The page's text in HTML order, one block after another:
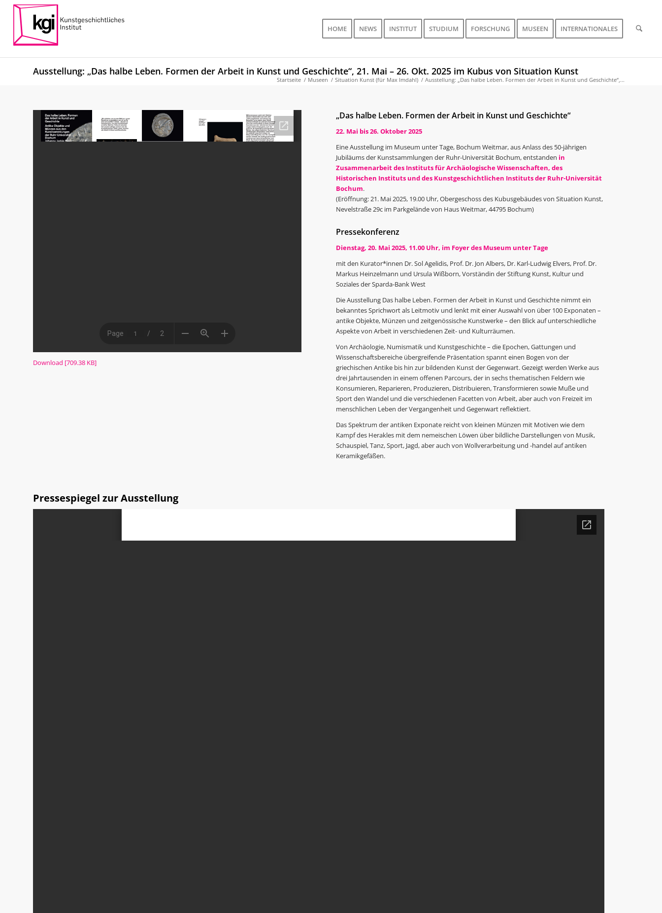
HOME NEWS INSTITUT STUDIUM FORSCHUNG MUSEEN INTERNATIONALES
Ausstellung: „Das halbe Leben. Formen der Arbeit in Kunst und Geschichte“, 21. Mai – 26. Okt. 2025 im Kubus von Situation Kunst
Startseite / Museen / Situation Kunst (für Max Imdahl) / Ausstellung: „Das halbe Leben. Formen der Arbeit in Kunst und Geschichte“,...
Download [709.38 KB]
„Das halbe Leben. Formen der Arbeit in Kunst und Geschichte“
22. Mai bis 26. Oktober 2025
Eine Ausstellung im Museum unter Tage, Bochum Weitmar, aus Anlass des 50-jährigen
Jubiläums der Kunstsammlungen der Ruhr-Universität Bochum, entstanden in
Zusammenarbeit des Instituts für Archäologische Wissenschaften, des
Historischen Instituts und des Kunstgeschichtlichen Instituts der Ruhr-Universität
Bochum.
(Eröffnung: 21. Mai 2025, 19.00 Uhr, Obergeschoss des Kubusgebäudes von Situation Kunst,
Nevelstraße 29c im Parkgelände von Haus Weitmar, 44795 Bochum)
Pressekonferenz
Dienstag, 20. Mai 2025, 11.00 Uhr, im Foyer des Museum unter Tage
mit den Kurator*innen Dr. Sol Agelidis, Prof. Dr. Jon Albers, Dr. Karl-Ludwig Elvers, Prof. Dr.
Markus Heinzelmann und Ursula Wißborn, Vorständin der Stiftung Kunst, Kultur und
Soziales der Sparda-Bank West
Die Ausstellung Das halbe Leben. Formen der Arbeit in Kunst und Geschichte nimmt ein
bekanntes Sprichwort als Leitmotiv und lenkt mit einer Auswahl von über 100 Exponaten –
antike Objekte, Münzen und zeitgenössische Kunstwerke – den Blick auf unterschiedliche
Aspekte von Arbeit in verschiedenen Zeit- und Kulturräumen.
Von Archäologie, Numismatik und Kunstgeschichte – die Epochen, Gattungen und
Wissenschaftsbereiche übergreifende Präsentation spannt einen Bogen von der
griechischen Antike bis hin zur bildenden Kunst der Gegenwart. Gezeigt werden Werke aus
drei Jahrtausenden in einem offenen Parcours, der in sechs thematischen Feldern wie
Konsumieren, Reparieren, Produzieren, Distribuieren, Transformieren sowie Muße und
Sport den Wandel und die verschiedenen Facetten von Arbeit, aber auch von Freizeit im
menschlichen Leben der Vergangenheit und Gegenwart reflektiert.
Das Spektrum der antiken Exponate reicht von kleinen Münzen mit Motiven wie dem
Kampf des Herakles mit dem nemeischen Löwen über bildliche Darstellungen von Musik,
Schauspiel, Tanz, Sport, Jagd, aber auch von Wollverarbeitung und -handel auf antiken
Keramikgefäßen.
Pressespiegel zur Ausstellung